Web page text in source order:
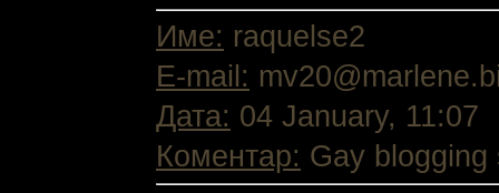
Име: raquelse2
E-mail:
Дата: 04 January, 11:07
Коментар: Gay